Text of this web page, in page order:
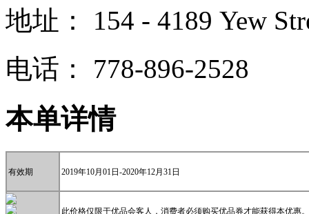
地址：
154 - 4189 Yew
电话：
778-896-2528
本单详情
有效期 2019年10月01日-2020年12月31日
此价格仅限于优品会客人，消费者必须购买优品券才能获得本优惠。